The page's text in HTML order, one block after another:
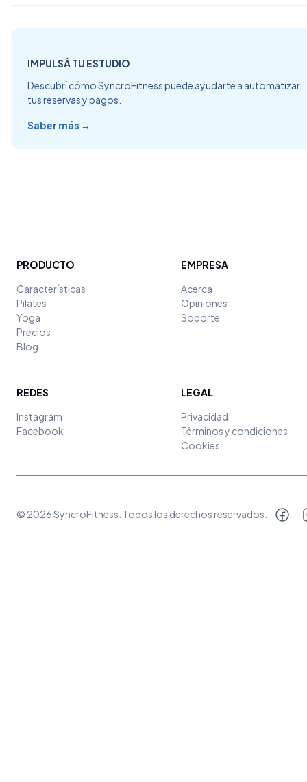
IMPULSÁ TU ESTUDIO
Descubrí cómo SyncroFitness puede ayudarte a automatizar
tus reservas y pagos.
Saber más →
PRODUCTO
Características
Pilates
Yoga
Precios
Blog
EMPRESA
Acerca
Opiniones
Soporte
REDES
Instagram
Facebook
LEGAL
Privacidad
Términos y condiciones
Cookies
© 2026SyncroFitness . Todos los derechos reservados.